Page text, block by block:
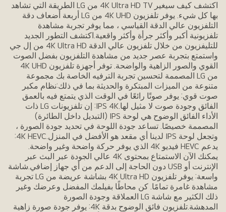
اكتشف كيف سيغير 4K Ultra HD TV من LG الطريقة التي تشاهد
بها كل شيء. يوفر تلفزيون 4K UHD من LG أربعة أضعاف دقة
التلفزيون عالي الدقة القياسي ، مما يوفر تجربة مشاهدة
تلفزيونية أكبر وأكثر جرأة وأكثر واقعية.اكتشف التطور الجديد
للتليفزيون من خلال تلفزيون عالي الدقة 4K Ultra HD من إل جي
واستمتع بتجربة عصر جديد من مشاهدة التلفزيون بفضل الصوت
القوي والصور الزاهية والواضحة. توفر أجهزة تلفزيون 4K UHD
من LG المصممة لتحسين تجربة الترفيه الخاصة بك مجموعة
متنوعة من الميزات المبتكرة والحديثة بما في ذلك:نظام مكبر
صوت قوي: يوفر صوتًا رائعًا في الوقت الذي يتمتع فيه بالعمق
الفائق وجودة صوت لا مثيل لها.IPS 4K: إن تلفزيونات LG ذات
الأداء الفائق الوضوح هي لوحة IPS (التبديل داخل الطائرة)
المصممة خصيصًا. تساعد جودة اللوحة في تحديد جودة الصورة ،
وتجعل لوحة IPS لدينا أي مقعد هو الأفضل في المنزل.4K HEVC:
يدعم HEVC فيديو 4K الذي يوفر حركة واضحة وغير واضحة.
يمكنك الآن الاستمتاع بمحتوى 4K عالي الجودة عبر البث عبر
الإنترنت أو USB دون الحاجة إلى الدعم من أي جهاز إضافي.شاشة
واسعة: يوفر تلفزيون 4K Ultra HD بشاشة عريضة من LG تجربة
مشاهدة غامرة تمامًا. كن محاطًا بفيلمك المفضل وعرضك وغير
ذلك الكثير مع شاشة LG العملاقة وجودة الصورة
المدهشة.تلفزيون فائق الوضوح بدقة 4K: يوفر جودة صورة زاهية